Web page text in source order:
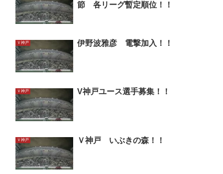
節 各リーグ暫定順位！！
Ｖ神戸 伊野波雅彦 電撃加入！！
Ｖ神戸 V神戸ユース選手募集！！
Ｖ神戸 Ｖ神戸 いぶきの森！！